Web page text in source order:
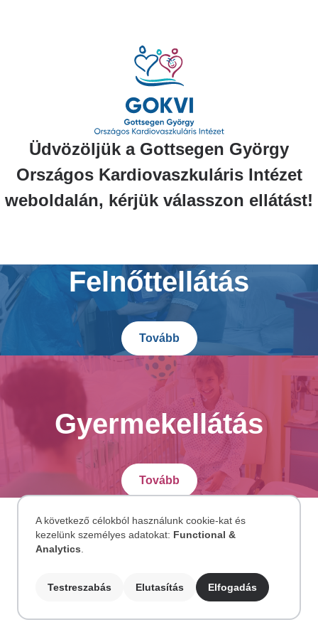
Üdvözöljük a Gottsegen György
Országos Kardiovaszkuláris Intézet
weboldalán, kérjük válasszon ellátást!
Felnőttellátás
Tovább
Gyermekellátás
Tovább
Személyes
adatok
A következő célokból használunk cookie-kat és
kezelünk személyes adatokat: Functional &
Analytics
Testreszabás Elutasítás Elfogadás